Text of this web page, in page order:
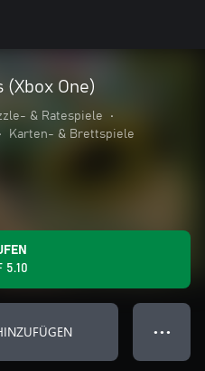
(Xbox One)
& Ratespiele
•
• Karten- & Brettspiele
5.10
● ● ●